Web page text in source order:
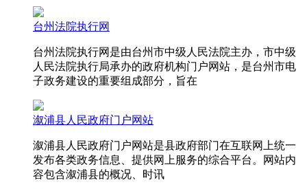
台州法院执行网
台州法院执行网是由台州市中级人民法院主办，市中级
人民法院执行局承办的政府机构门户网站，是台州市电
子政务建设的重要组成部分，旨在
溆浦县人民政府门户网站
溆浦县人民政府门户网站是县政府部门在互联网上统一
发布各类政务信息、提供网上服务的综合平台。网站内
容包含溆浦县的概况、时讯